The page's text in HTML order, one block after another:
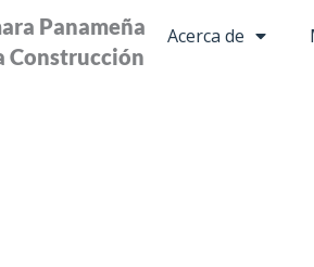
Panameña
Construcción
Acerca de